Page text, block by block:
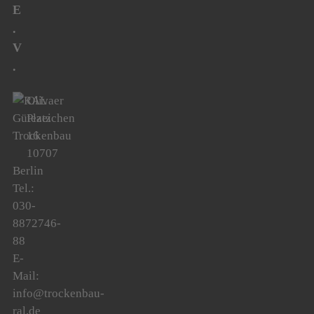
E
.
V
.
Olivaer
Platz
16
10707
Berlin
Tel.:
030-
8872746-
88
E-
Mail:
info@trockenbau-
ral.de